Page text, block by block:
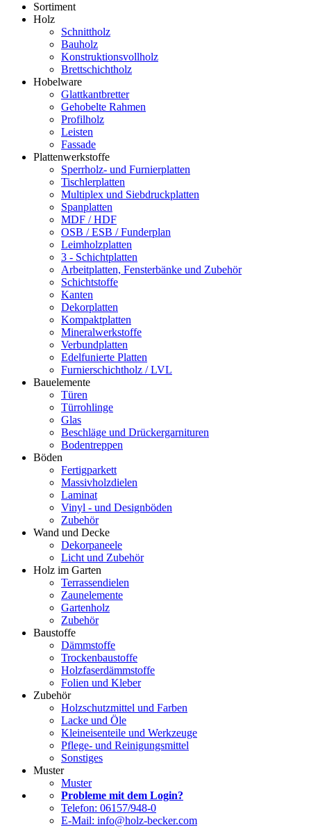
Sortiment
Holz
Schnittholz
Bauholz
Konstruktionsvollholz
Brettschichtholz
Hobelware
Glattkantbretter
Gehobelte Rahmen
Profilholz
Leisten
Fassade
Plattenwerkstoffe
Sperrholz- und Furnierplatten
Tischlerplatten
Multiplex und Siebdruckplatten
Spanplatten
MDF / HDF
OSB / ESB / Funderplan
Leimholzplatten
3 - Schichtplatten
Arbeitplatten, Fensterbänke und Zubehör
Schichtstoffe
Kanten
Dekorplatten
Kompaktplatten
Mineralwerkstoffe
Verbundplatten
Edelfunierte Platten
Furnierschichtholz / LVL
Bauelemente
Türen
Türrohlinge
Glas
Beschläge und Drückergarnituren
Bodentreppen
Böden
Fertigparkett
Massivholzdielen
Laminat
Vinyl - und Designböden
Zubehör
Wand und Decke
Dekorpaneele
Licht und Zubehör
Holz im Garten
Terrassendielen
Zaunelemente
Gartenholz
Zubehör
Baustoffe
Dämmstoffe
Trockenbaustoffe
Holzfaserdämmstoffe
Folien und Kleber
Zubehör
Holzschutzmittel und Farben
Lacke und Öle
Kleineisenteile und Werkzeuge
Pflege- und Reinigungsmittel
Sonstiges
Muster
Muster
Probleme mit dem Login?
Telefon: 06157/948-0
E-Mail: info@holz-becker.com